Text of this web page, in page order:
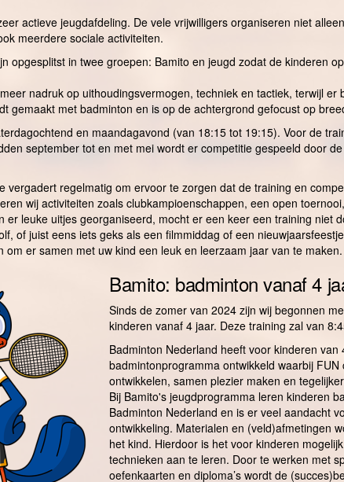
actieve jeugdafdeling. De vele vrijwilligers organiseren niet
meerdere sociale activiteiten.
opgesplitst in twee groepen: Bamito en jeugd zodat de kinderen
nadruk op uithoudingsvermogen, techniek en tactiek, terwijl
gemaakt met badminton en is op de achtergrond gefocust op
en maandagavond (van 18:15 tot 19:15). Voor de
september tot en met mei wordt er competitie gespeeld door
vergadert regelmatig om ervoor te zorgen dat de training en
wij activiteiten zoals clubkampioenschappen, een open
er leuke uitjes georganiseerd, mocht er een keer een training niet
of juist eens iets geks als een filmmiddag of een
om er samen met uw kind een leuk en leerzaam jaar van te maken.
Bamito: badminton vanaf 4
Sinds de zomer van 2024 zijn wij begonnen
kinderen vanaf 4 jaar. Deze training zal van
Badminton Nederland heeft voor kinderen
badmintonprogramma ontwikkeld waarbij
ontwikkelen, samen plezier maken en
Bij Bamito's jeugdprogramma leren kinderen
Badminton Nederland en is er veel aandacht
ontwikkeling. Materialen en (veld)afmetingen
het kind. Hierdoor is het voor kinderen
technieken aan te leren. Door te werken met
oefenkaarten en diploma’s wordt de